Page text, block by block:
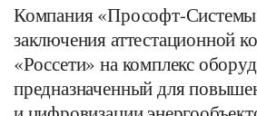
Компания «Прософт-
заключения аттестационной
«Россети» на комплекс
предназначенный для